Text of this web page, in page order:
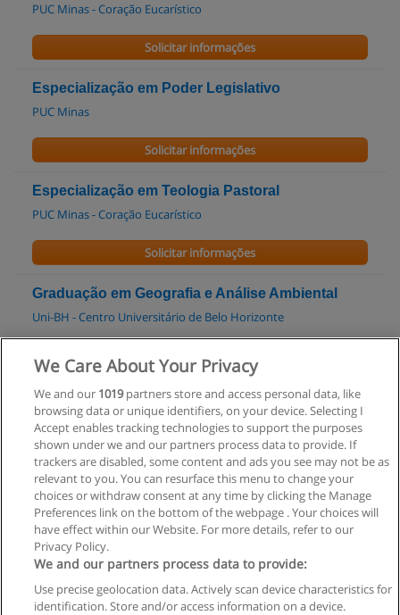
PUC Minas - Coração Eucarístico
Solicitar informações
Especialização em Poder Legislativo
PUC Minas
Solicitar informações
Especialização em Teologia Pastoral
PUC Minas - Coração Eucarístico
Solicitar informações
Graduação em Geografia e Análise Ambiental
Uni-BH - Centro Universitário de Belo Horizonte
Solicitar informações
Pós-graduação em Ciências da Religião
Universidade Salgado de Oliveira - Belo Horizonte
Solicitar informações
Regras de uso
Privacidade de dados
We Care About Your Privacy
We and our 1019partners store and access personal data, like
browsing data or unique identifiers, on your device. Selecting I
Accept enables tracking technologies to support the purposes
shown under we and our partners process data to provide. If
trackers are disabled, some content and ads you see may not be as
relevant to you. You can resurface this menu to change your
choices or withdraw consent at any time by clicking the Manage
Preferences link on the bottom of the webpage . Your choices will
have effect within our Website. For more details, refer to our
Privacy Policy.
We and our partners process data to provide:
Use precise geolocation data. Actively scan device characteristics for
identification. Store and/or access information on a device.